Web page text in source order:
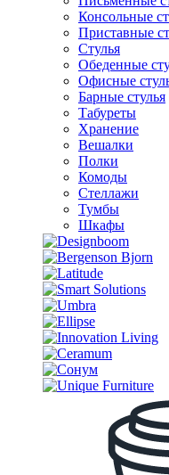
Консольные
Приставные
Стулья
Обеденные
Офисные
Барные стулья
Табуреты
Хранение
Вешалки
Полки
Комоды
Стеллажи
Тумбы
Шкафы